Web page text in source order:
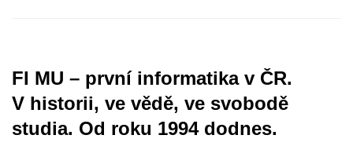
FI MU – první informatika v ČR.
V historii, ve vědě, ve svobodě
studia. Od roku 1994 dodnes.